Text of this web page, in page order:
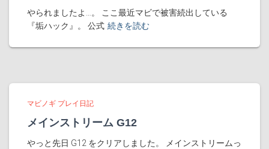
やられましたよ…。 ここ最近マビで被害続出している
『垢ハック』。 公式 続きを読む
マビノギ プレイ日記
メインストリーム G12
やっと先日 G12 をクリアしました。 メインストリームっ